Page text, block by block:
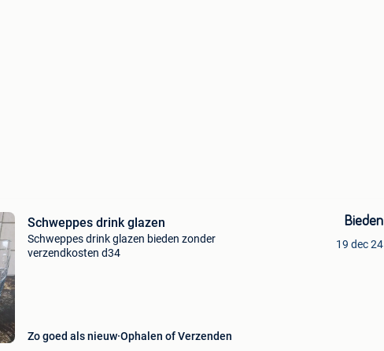
Schweppes drink glazen
Schweppes drink glazen bieden zonder
verzendkosten d34
Zo goed als nieuw Ophalen of Verzenden
Bieden
19 dec 24